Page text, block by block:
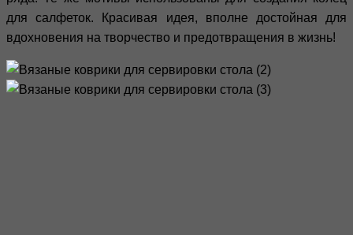
для салфеток. Красивая идея, вполне достойная для
вдохновения на творчество и предотвращения в жизнь!